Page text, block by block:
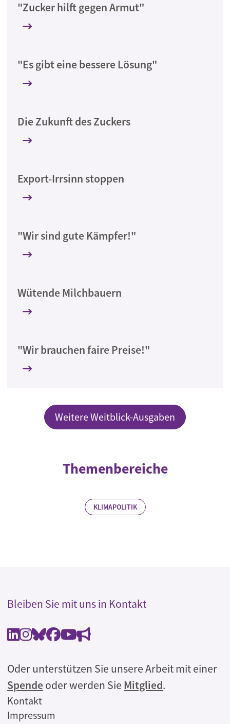
"Zucker hilft gegen Armut"
"Es gibt eine bessere Lösung"
Die Zukunft des Zuckers
Export-Irrsinn stoppen
"Wir sind gute Kämpfer!"
Wütende Milchbauern
"Wir brauchen faire Preise!"
Weitere Weitblick-Ausgaben
Themenbereiche
KLIMAPOLITIK
Bleiben Sie mit uns in Kontakt
Oder unterstützen Sie unsere Arbeit mit einer
Spendeoder werden Sie Mitglied.
Rechtliches
Kontakt
Impressum